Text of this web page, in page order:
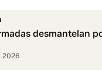
desmantelan
2026